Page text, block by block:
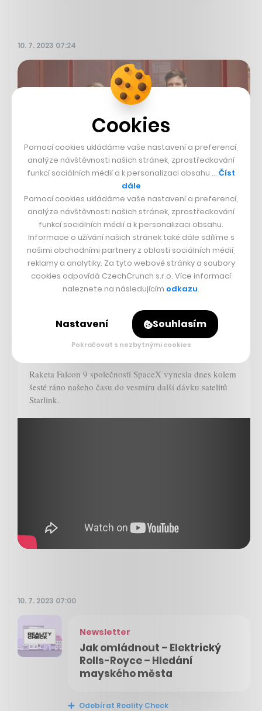
10. 7. 2023 07:24
Vytvářejí finanční ekosystém pro
firmy, od investorů na něj vybrali
skoro 19 milionů
IVA BREJLOVÁ
Sdíleno přes Youtube
Raketa Falcon 9 společnosti SpaceX vynesla dnes kolem
šesté ráno našeho času do vesmíru další dávku satelitů
Starlink.
10. 7. 2023 07:00
Newsletter
Jak omládnout – Elektrický
Rolls-Royce – Hledání
mayského města
Odebírat Reality Check
Cookies
Pomocí cookies ukládáme vaše nastavení a preferencí,
analýze návštěvnosti našich stránek, zprostředkování
funkcí sociálních médií a k personalizaci obsahu … Číst
dále
Pomocí cookies ukládáme vaše nastavení a preferencí,
analýze návštěvnosti našich stránek, zprostředkování
funkcí sociálních médií a k personalizaci obsahu.
Informace o užívání našich stránek také dále sdílíme s
našimi obchodními partnery z oblasti sociálních médií,
reklamy a analytiky. Za tyto webové stránky a soubory
cookies odpovídá CzechCrunch s.r.o. Více informací
naleznete na následujícím odkazu.
Nastavení Souhlasím
Pokračovat s nezbytnými cookies